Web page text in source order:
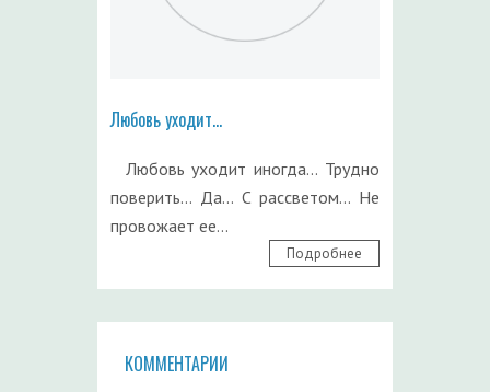
Любовь уходит...
Любовь уходит иногда... Трудно
поверить… Да… С рассветом… Не
провожает ее...
Подробнее
КОММЕНТАРИИ